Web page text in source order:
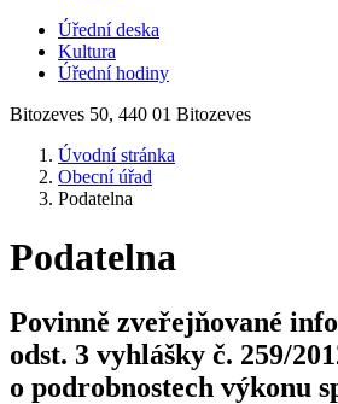
Úřední deska
Kultura
Úřední hodiny
Bitozeves 50, 440 01 Bitozeves
Úvodní stránka
Obecní úřad
Podatelna
Podatelna
Povinně zveřejňované
odst. 3 vyhlášky č. 259/
o podrobnostech výkonu